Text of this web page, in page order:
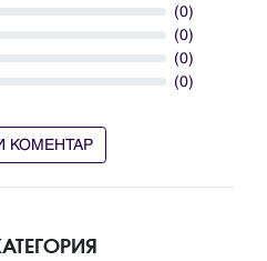
(0)
(0)
(0)
(0)
КОМЕНТАР